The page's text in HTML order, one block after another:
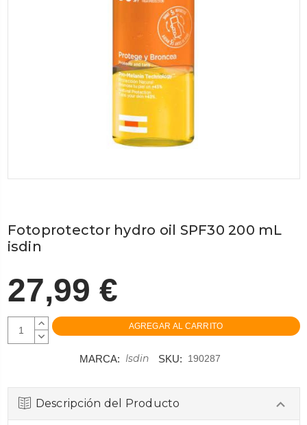
Fotoprotector hydro oil SPF30 200 mL
isdin
27,99 €
AUMENTAR
CANTIDAD:
DISMINUIR
MARCA: Isdin SKU: 190287
Descripción del Producto